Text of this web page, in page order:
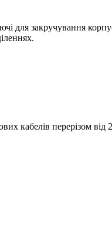
для закручування
кабелів перерізом від